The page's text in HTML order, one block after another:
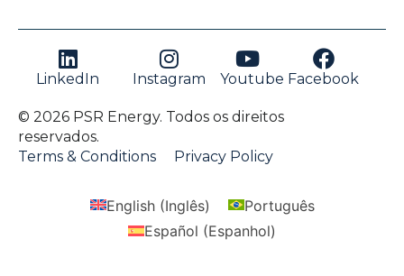
LinkedIn Instagram Youtube Facebook
© 2026 PSR Energy. Todos os direitos
reservados.
Terms & Conditions
Privacy Policy
English(Inglês)
Português
Español (Espanhol)